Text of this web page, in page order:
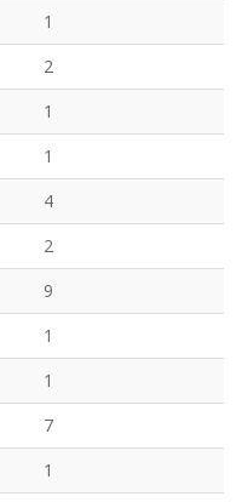
1
2
1
1
4
2
9
1
1
7
1